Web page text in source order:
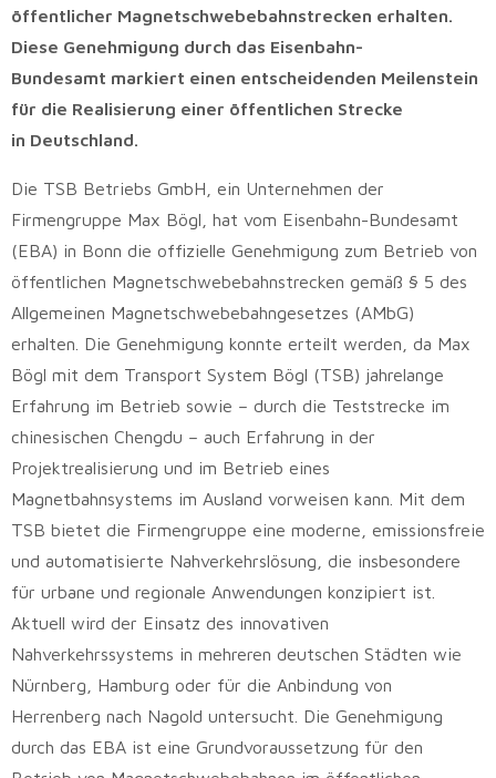
öffentlicher Magnetschwebebahnstrecken erhalten.
Diese Genehmigung durch das Eisenbahn-
Bundesamt markiert einen entscheidenden Meilenstein
für die Realisierung einer öffentlichen Strecke
in Deutschland.
Die TSB Betriebs GmbH, ein Unternehmen der
Firmengruppe Max Bögl, hat vom Eisenbahn-Bundesamt
(EBA) in Bonn die offizielle Genehmigung zum Betrieb von
öffentlichen Magnetschwebebahnstrecken gemäß § 5 des
Allgemeinen Magnetschwebebahngesetzes (AMbG)
erhalten. Die Genehmigung konnte erteilt werden, da Max
Bögl mit dem Transport System Bögl (TSB) jahrelange
Erfahrung im Betrieb sowie – durch die Teststrecke im
chinesischen Chengdu – auch Erfahrung in der
Projektrealisierung und im Betrieb eines
Magnetbahnsystems im Ausland vorweisen kann. Mit dem
TSB bietet die Firmengruppe eine moderne, emissionsfreie
und automatisierte Nahverkehrslösung, die insbesondere
für urbane und regionale Anwendungen konzipiert ist.
Aktuell wird der Einsatz des innovativen
Nahverkehrssystems in mehreren deutschen Städten wie
Nürnberg, Hamburg oder für die Anbindung von
Herrenberg nach Nagold untersucht. Die Genehmigung
durch das EBA ist eine Grundvoraussetzung für den